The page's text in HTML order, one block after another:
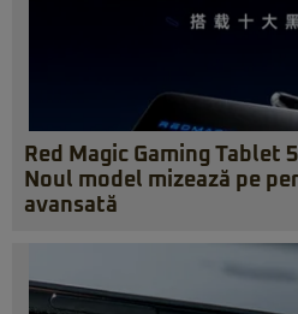
Red Magic Gaming Tablet
Noul model mizează pe
avansată